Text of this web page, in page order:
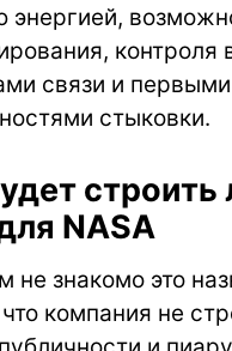
энергией,
контроля
связи и первыми
стыковки.
строить
NASA
не знакомо это
компания не